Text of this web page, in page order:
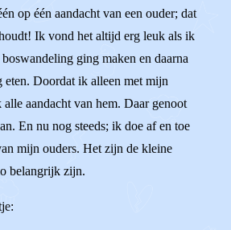
op één aandacht van een ouder; dat
Ik vond het altijd erg leuk als ik
ging maken en daarna
eten. Doordat ik alleen met mijn
aandacht van hem. Daar genoot
En nu nog steeds; ik doe af en toe
mijn ouders. Het zijn de kleine
belangrijk zijn.